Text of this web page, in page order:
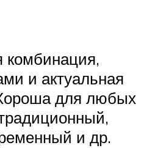
комбинация,
и актуальная
для любых
и др.